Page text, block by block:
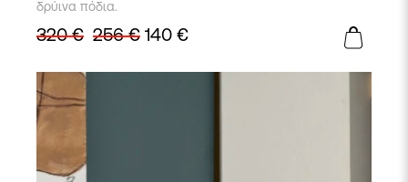
δρύινα πόδια.
320€ 256€ 140 €